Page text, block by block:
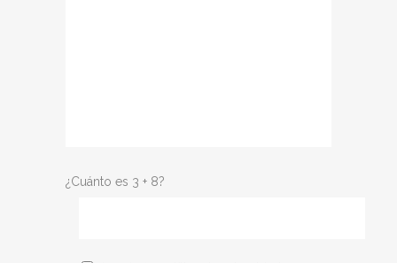
¿Cuánto es 3 + 8?